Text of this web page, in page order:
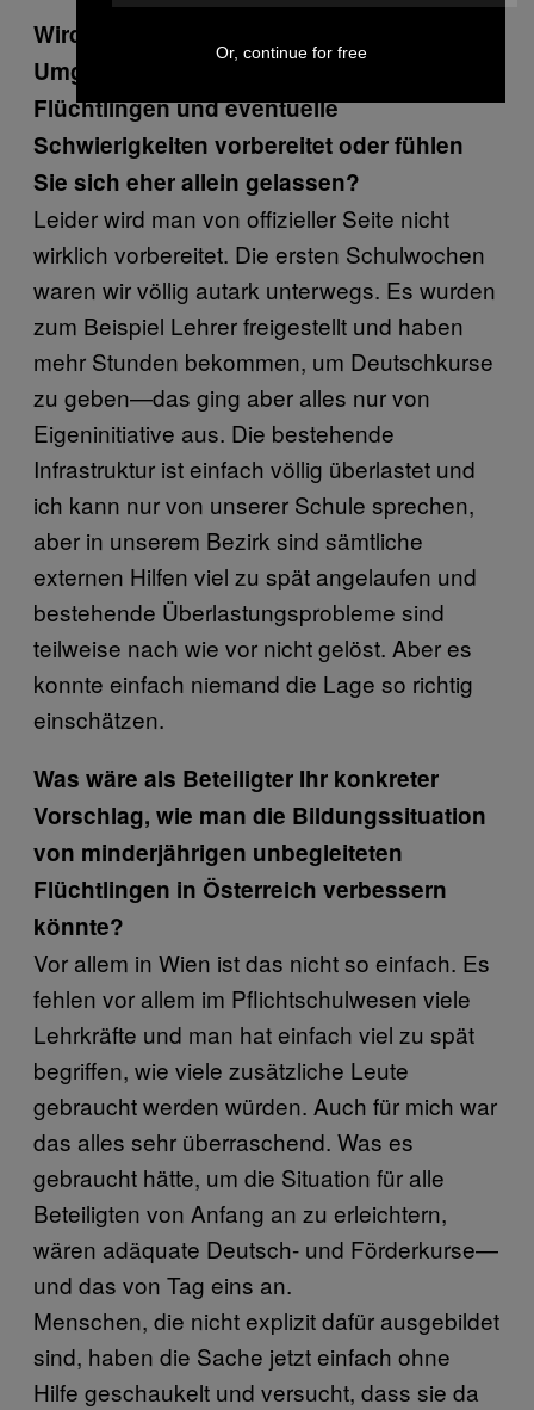
Wird man als Lehrer speziell auf den
Umgang mit unbegleiteten minderjährigen
Flüchtlingen und eventuelle
Schwierigkeiten vorbereitet oder fühlen
Sie sich eher allein gelassen?
Leider wird man von offizieller Seite nicht
wirklich vorbereitet. Die ersten Schulwochen
waren wir völlig autark unterwegs. Es wurden
zum Beispiel Lehrer freigestellt und haben
mehr Stunden bekommen, um Deutschkurse
zu geben—das ging aber alles nur von
Eigeninitiative aus. Die bestehende
Infrastruktur ist einfach völlig überlastet und
ich kann nur von unserer Schule sprechen,
aber in unserem Bezirk sind sämtliche
externen Hilfen viel zu spät angelaufen und
bestehende Überlastungsprobleme sind
teilweise nach wie vor nicht gelöst. Aber es
konnte einfach niemand die Lage so richtig
einschätzen.
Was wäre als Beteiligter Ihr konkreter
Vorschlag, wie man die Bildungssituation
von minderjährigen unbegleiteten
Flüchtlingen in Österreich verbessern
könnte?
Vor allem in Wien ist das nicht so einfach. Es
fehlen vor allem im Pflichtschulwesen viele
Lehrkräfte und man hat einfach viel zu spät
begriffen, wie viele zusätzliche Leute
gebraucht werden würden. Auch für mich war
das alles sehr überraschend. Was es
gebraucht hätte, um die Situation für alle
Beteiligten von Anfang an zu erleichtern,
wären adäquate Deutsch- und Förderkurse—
und das von Tag eins an.
Menschen, die nicht explizit dafür ausgebildet
sind, haben die Sache jetzt einfach ohne
Hilfe geschaukelt und versucht, dass sie da
Or, continue for free